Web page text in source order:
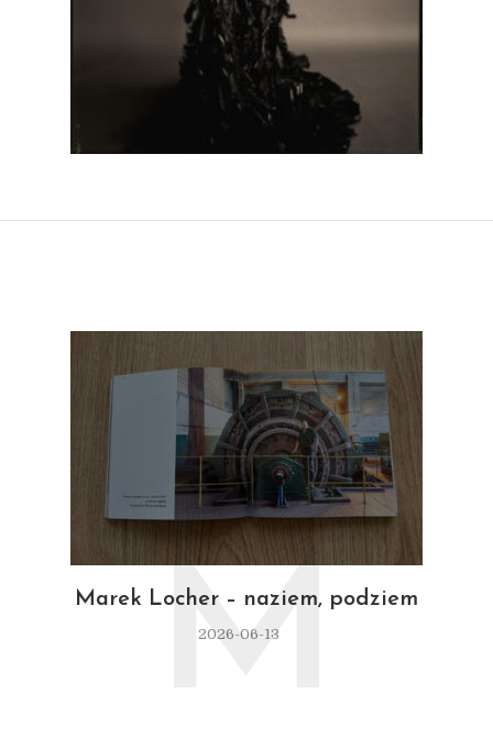
Marek Locher – naziem, podziem
2026-06-13
M